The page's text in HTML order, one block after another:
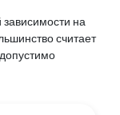
на
считает